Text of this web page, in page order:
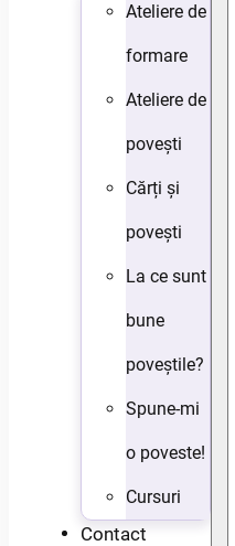
Ateliere de
formare
Ateliere de
povești
Cărți și
povești
La ce sunt
bune
poveștile?
Spune-mi
o poveste!
Cursuri
Contact